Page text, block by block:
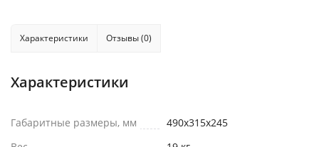
Характеристики Отзывы (0)
Характеристики
Габаритные размеры, мм
490х315х245